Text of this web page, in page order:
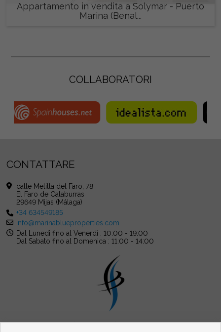
Appartamento in vendita a Solymar - Puerto
Marina (Benal...
COLLABORATORI
CONTATTARE
calle Melilla del Faro, 78
El Faro de Calaburras
29649 Mijas (Málaga)
+34 634549185
info@marinablueproperties.com
Dal Lunedi fino al Venerdì : 10:00 - 19:00
Dal Sabato fino al Domenica : 11:00 - 14:00